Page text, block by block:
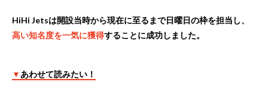
HiHi Jetsは開設当時から現在に至るまで日曜日の枠を担当 し、
高い知名度を一気に獲得することに成功しました。
▼ あわせて読みたい！